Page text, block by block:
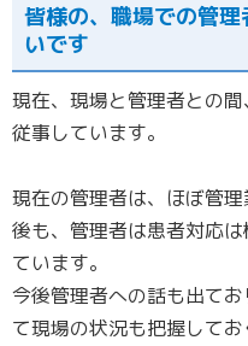
皆様の、職場での管
いです
現在、現場と管理者との
従事しています。
現在の管理者は、ほぼ管
後も、管理者は患者対応
ています。
今後管理者への話も出て
て現場の状況も把握して